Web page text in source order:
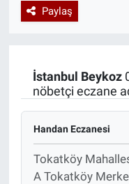
Paylaş
İstanbul Beykoz
nöbetçi eczane
Handan Eczanesi
Tokatköy
A Tokatköy
Özel Haberler
Dünya
Özel Haberler
Kadın
Erişim Bilgileri
Haber Arşivi